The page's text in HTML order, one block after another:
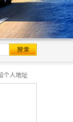
个人地址